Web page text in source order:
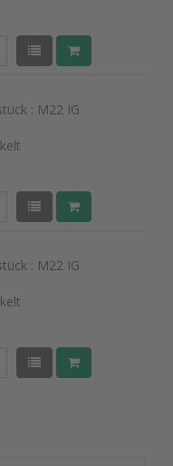
: M22 IG
: M22 IG